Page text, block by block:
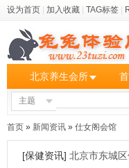
设为首页 加入收藏 TAG标签
北京养生会所
主题
首页 » 新闻资讯 » 仕女阁会馆
[保健资讯] 北京市东城